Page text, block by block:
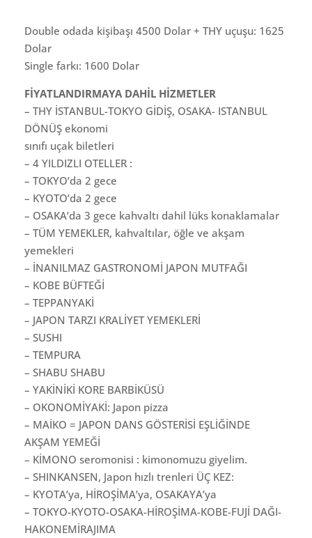
Double odada kişibaşı 4500 Dolar + THY uçuşu: 1625
Dolar
Single farkı: 1600 Dolar
FİYATLANDIRMAYA DAHİL HİZMETLER
– THY İSTANBUL-TOKYO GİDİŞ, OSAKA- ISTANBUL
DÖNÜŞ ekonomi
sınıfı uçak biletleri
– 4 YILDIZLI OTELLER :
– TOKYO’da 2 gece
– KYOTO’da 2 gece
– OSAKA’da 3 gece kahvaltı dahil lüks konaklamalar
– TÜM YEMEKLER, kahvaltılar, öğle ve akşam
yemekleri
– İNANILMAZ GASTRONOMİ JAPON MUTFAĞI
– KOBE BÜFTEĞİ
– TEPPANYAKİ
– JAPON TARZI KRALİYET YEMEKLERİ
– SUSHI
– TEMPURA
– SHABU SHABU
– YAKİNİKİ KORE BARBİKÜSÜ
– OKONOMİYAKİ: Japon pizza
– MAİKO = JAPON DANS GÖSTERİSİ EŞLİĞİNDE
AKŞAM YEMEĞİ
– KİMONO seromonisi : kimonomuzu giyelim.
– SHINKANSEN, Japon hızlı trenleri ÜÇ KEZ:
– KYOTA’ya, HİROŞİMA’ya, OSAKAYA’ya
– TOKYO-KYOTO-OSAKA-HİROŞİMA-KOBE-FUJİ DAĞI-
HAKONEMİRAJIMA